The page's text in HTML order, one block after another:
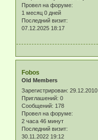
Провел на форуме:
1 месяц 0 дней
Последний визит:
07.12.2025 18:17
Fobos
Old Members
Зарегистрирован: 29.12.2010
Приглашений: 0
Сообщений: 178
Провел на форуме:
2 часа 46 минут
Последний визит:
30.11.2022 19:12